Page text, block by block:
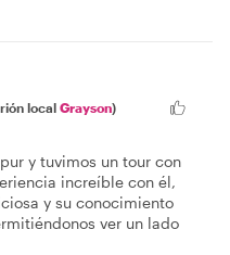
local Grayson)
y tuvimos un tour con
increíble con él,
y su conocimiento
ver un lado